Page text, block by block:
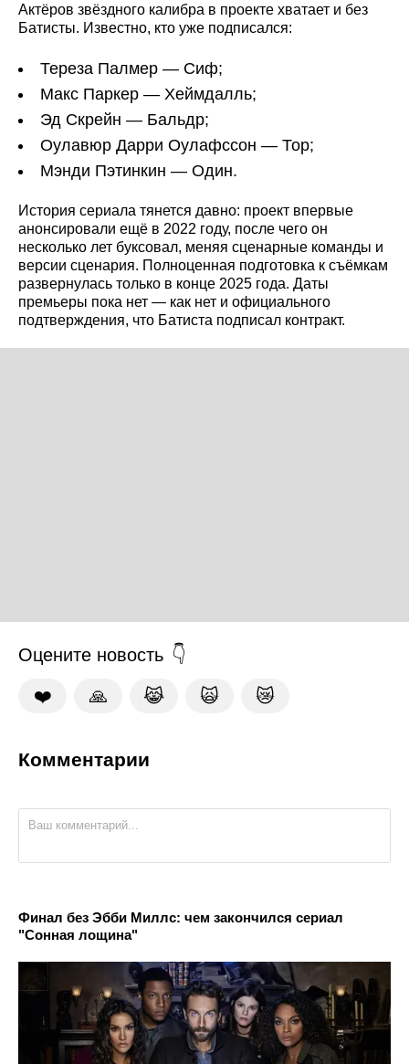
Актёров звёздного калибра в проекте хватает и без
Батисты. Известно, кто уже подписался:
Тереза Палмер — Сиф;
Макс Паркер — Хеймдалль;
Эд Скрейн — Бальдр;
Оулавюр Дарри Оулафссон — Тор;
Мэнди Пэтинкин — Один.
История сериала тянется давно: проект впервые
анонсировали ещё в 2022 году, после чего он
несколько лет буксовал, меняя сценарные команды и
версии сценария. Полноценная подготовка к съёмкам
развернулась только в конце 2025 года. Даты
премьеры пока нет — как нет и официального
подтверждения, что Батиста подписал контракт.
Оцените новость
❤️ 🙏 😹 🙀 😿
Комментарии
Финал без Эбби Миллс: чем закончился сериал
"Сонная лощина"